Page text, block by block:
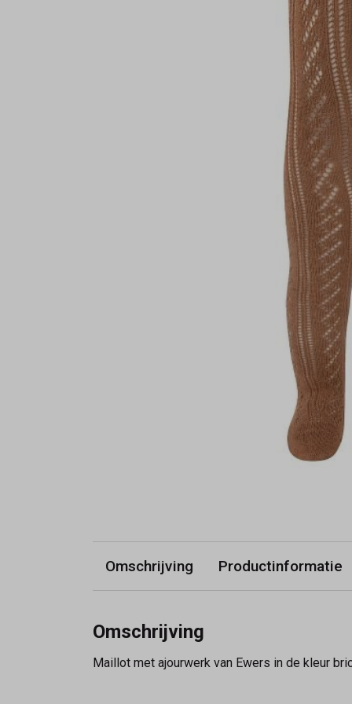
Omschrijving Productinformatie
Omschrijving
Maillot met ajourwerk van Ewers in de kleur